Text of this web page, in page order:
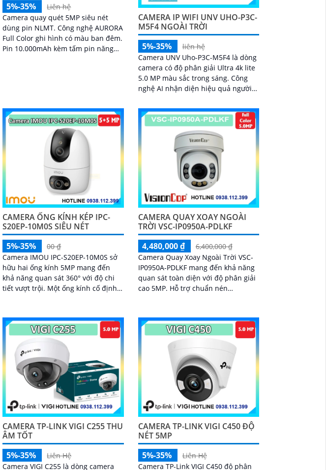
5%-35%
Liên hệ
Camera quay quét 5MP siêu nét
dùng pin NLMT. Công nghệ AURORA
Full Color ghi hình có màu ban đêm.
Pin 10.000mAh kèm tấm pin năng
CAMERA IP WIFI UNV UHO-P3C-
M5F4 NGOÀI TRỜI
5%-35%
liên hệ
Camera UNV Uho-P3C-M5F4 là dòng
camera có độ phân giải Ultra 4k lite
5.0 MP màu sắc trong sáng. Công
nghệ AI nhận diện hiệu quả người
CAMERA ỐNG KÍNH KÉP IPC-
S20EP-10M0S SIÊU NÉT
5%-35%
00 ₫
Camera IMOU IPC-S20EP-10M0S sở
hữu hai ống kính 5MP mang đến
khả năng quan sát 360° với độ chi
tiết vượt trội. Một ống kính cố định
CAMERA QUAY XOAY NGOÀI
TRỜI VSC-IP0950A-PDLKF
4,480,000 ₫
6,400,000 ₫
Camera Quay Xoay Ngoài Trời VSC-
IP0950A-PDLKF mang đến khả năng
quan sát toàn diện với độ phân giải
cao 5MP. Hỗ trợ chuẩn nén
CAMERA TP-LINK VIGI C255 THU
ÂM TỐT
5%-35%
Liên Hệ
Camera VIGI C255 là dòng camera
CAMERA TP-LINK VIGI C450 ĐỘ
NÉT 5MP
5%-35%
Liên Hệ
Camera TP-Link VIGI C450 độ phân